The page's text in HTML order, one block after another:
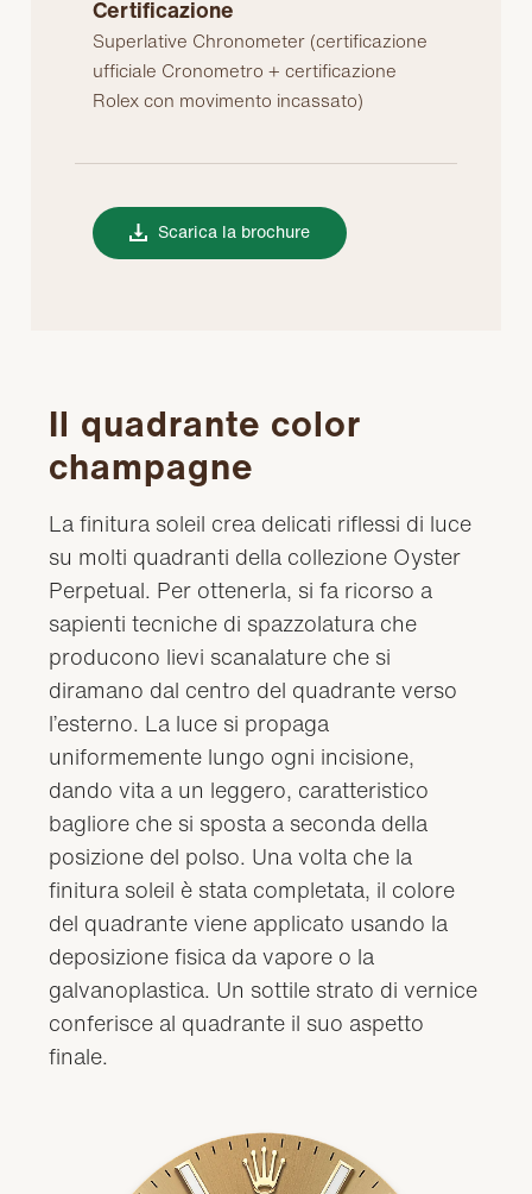
Certificazione
Superlative Chronometer (certificazione
ufficiale Cronometro + certificazione
Rolex con movimento incassato)
Scarica la brochure
Il quadrante color
champagne
La finitura soleil crea delicati riflessi di luce
su molti quadranti della collezione Oyster
Perpetual. Per ottenerla, si fa ricorso a
sapienti tecniche di spazzolatura che
producono lievi scanalature che si
diramano dal centro del quadrante verso
l’esterno. La luce si propaga
uniformemente lungo ogni incisione,
dando vita a un leggero, caratteristico
bagliore che si sposta a seconda della
posizione del polso. Una volta che la
finitura soleil è stata completata, il colore
del quadrante viene applicato usando la
deposizione fisica da vapore o la
galvanoplastica. Un sottile strato di vernice
conferisce al quadrante il suo aspetto
finale.